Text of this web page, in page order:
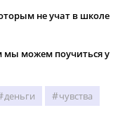
не учат в школе
мы можем поучиться у
деньги
чувства